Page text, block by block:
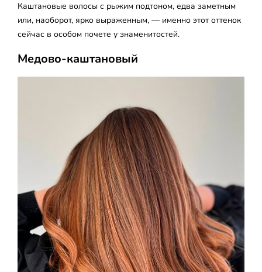
Каштановые волосы с рыжим подтоном, едва заметным
или, наоборот, ярко выраженным, — именно этот оттенок
сейчас в особом почете у знаменитостей.
Медово-каштановый